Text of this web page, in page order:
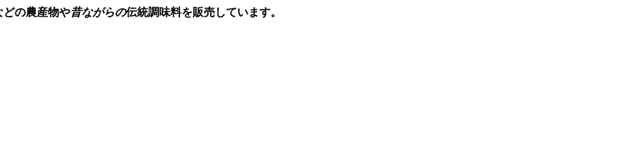
どの農産物や昔ながらの伝統調味料を販売しています。